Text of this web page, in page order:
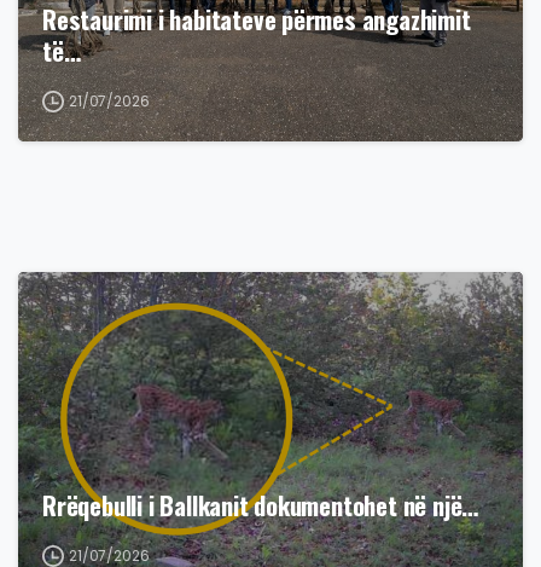
Restaurimi i habitateve përmes angazhimit
të…
21/07/2026
Rrëqebulli i Ballkanit dokumentohet në një…
21/07/2026